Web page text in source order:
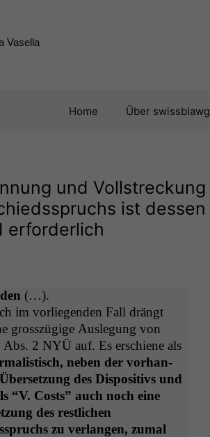
Vasella
Home Über swissblawg
und Vollstreckung
ist dessen
erforderlich
(…).
im vor­liegen­den Fall drängt
grosszügige Ausle­gung von
Abs. 2 NYÜ auf. Es erschiene als
neben der vorhan­
des Dis­pos­i­tivs und
“V. Costs” auch noch eine
des restlichen
zu ver­lan­gen, zumal